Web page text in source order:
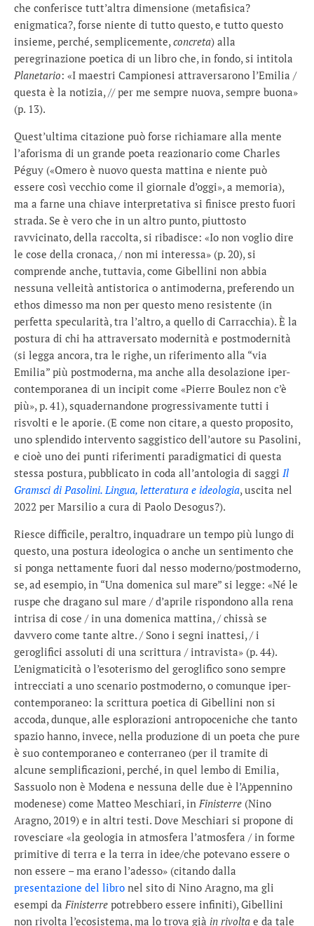
che conferisce tutt’altra dimensione (metafisica?
enigmatica?, forse niente di tutto questo, e tutto questo
insieme, perché, semplicemente, concreta) alla
peregrinazione poetica di un libro che, in fondo, si intitola
Planetario: «I maestri Campionesi attraversarono l’Emilia /
questa è la notizia, // per me sempre nuova, sempre buona»
(p. 13).
Quest’ultima citazione può forse richiamare alla mente
l’aforisma di un grande poeta reazionario come Charles
Péguy («Omero è nuovo questa mattina e niente può
essere così vecchio come il giornale d’oggi», a memoria),
ma a farne una chiave interpretativa si finisce presto fuori
strada. Se è vero che in un altro punto, piuttosto
ravvicinato, della raccolta, si ribadisce: «Io non voglio dire
le cose della cronaca, / non mi interessa» (p. 20), si
comprende anche, tuttavia, come Gibellini non abbia
nessuna velleità antistorica o antimoderna, preferendo un
ethos dimesso ma non per questo meno resistente (in
perfetta specularità, tra l’altro, a quello di Carracchia). È la
postura di chi ha attraversato modernità e postmodernità
(si legga ancora, tra le righe, un riferimento alla “via
Emilia” più postmoderna, ma anche alla desolazione iper-
contemporanea di un incipit come «Pierre Boulez non c’è
più», p. 41), squadernandone progressivamente tutti i
risvolti e le aporie. (E come non citare, a questo proposito,
uno splendido intervento saggistico dell’autore su Pasolini,
e cioè uno dei punti riferimenti paradigmatici di questa
stessa postura, pubblicato in coda all’antologia di saggi Il
Gramsci di Pasolini. Lingua, letteratura e ideologia, uscita nel
2022 per Marsilio a cura di Paolo Desogus?).
Riesce difficile, peraltro, inquadrare un tempo più lungo di
questo, una postura ideologica o anche un sentimento che
si ponga nettamente fuori dal nesso moderno/postmoderno,
se, ad esempio, in “Una domenica sul mare” si legge: «Né le
ruspe che dragano sul mare / d’aprile rispondono alla rena
intrisa di cose / in una domenica mattina, / chissà se
davvero come tante altre. / Sono i segni inattesi, / i
geroglifici assoluti di una scrittura / intravista» (p. 44).
L’enigmaticità o l’esoterismo del geroglifico sono sempre
intrecciati a uno scenario postmoderno, o comunque iper-
contemporaneo: la scrittura poetica di Gibellini non si
accoda, dunque, alle esplorazioni antropoceniche che tanto
spazio hanno, invece, nella produzione di un poeta che pure
è suo contemporaneo e conterraneo (per il tramite di
alcune semplificazioni, perché, in quel lembo di Emilia,
Sassuolo non è Modena e nessuna delle due è l’Appennino
modenese) come Matteo Meschiari, in Finisterre (Nino
Aragno, 2019) e in altri testi. Dove Meschiari si propone di
rovesciare «la geologia in atmosfera l’atmosfera / in forme
primitive di terra e la terra in idee/che potevano essere o
non essere – ma erano l’adesso» (citando dalla
presentazione del libro nel sito di Nino Aragno, ma gli
esempi da Finisterre potrebbero essere infiniti), Gibellini
non rivolta l’ecosistema, ma lo trova già in rivolta e da tale